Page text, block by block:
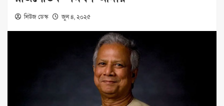
নিউজ ডেস্ক জুন ৪, ২০২৫